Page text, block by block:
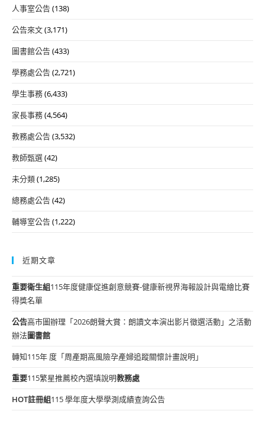
人事室公告(138)
公告來文(3,171)
圖書館公告(433)
學務處公告(2,721)
學生事務(6,433)
家長事務(4,564)
教務處公告(3,532)
教師甄選(42)
未分類(1,285)
總務處公告(42)
輔導室公告(1,222)
近期文章
重要衛生組115年度健康促進創意競賽-健康新視界海報設計與電繪比賽
得獎名單
公告高市圖辦理「2026朗聲大賞：朗讀文本演出影片徵選活動」之活動
辦法圖書館
轉知115年 度「周產期高風險孕產婦追蹤關懷計畫說明」
重要115繁星推薦校內選填說明教務處
HOT註冊組115 學年度大學學測成績查詢公告